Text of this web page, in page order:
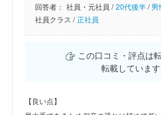
回答者： 社員・元社員 / 20代後半/男
社員クラス / 正社員
この口コミ・評点は
転載しています
【良い点】